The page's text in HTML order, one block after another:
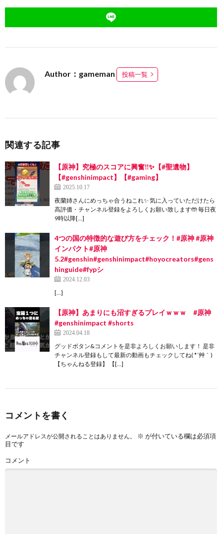
Author：gameman 投稿一覧
関連する記事
【原神】究極のスコアに興奮‼️✨【#聖遺物】
【#genshinimpact】【#gaming】
2025.10.17
夜蘭姉さんにめっちゃ合うねこれ✨ 気に入っていただけたら
高評価・チャンネル登録をよろしくお願い致します🤲 毎日夜
9時以降[…]
4つの国の特徴的な遊び方をチェック！#原神 #原神
インパクト#原神
5.2#genshin#genshinimpact#hoyocreators#gens
hinguide#fypシ
2024.12.03
[…]
【原神】あまりにも沼すぎるプレイｗｗｗ #原神
#genshinimpact #shorts
2024.04.18
グッドボタン&コメントを是非よろしくお願いします！ 是非
チャンネル登録もして最新の動画もチェックしてね( *´艸｀)
【ちゃんねる登録】 【[…]
コメントを書く
メールアドレスが公開されることはありません。 ※ が付いている欄は必須項
目です
コメント